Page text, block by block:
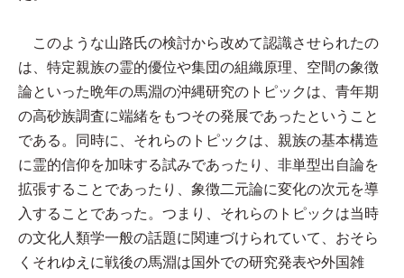
このような山路氏の検討から改めて認識させられたの
は、特定親族の霊的優位や集団の組織原理、空間の象徴
論といった晩年の馬淵の沖縄研究のトピックは、青年期
の高砂族調査に端緒をもつその発展であったということ
である。同時に、それらのトピックは、親族の基本構造
に霊的信仰を加味する試みであったり、非単型出自論を
拡張することであったり、象徴二元論に変化の次元を導
入することであった。つまり、それらのトピックは当時
の文化人類学一般の話題に関連づけられていて、おそら
くそれゆえに戦後の馬淵は国外での研究発表や外国雑